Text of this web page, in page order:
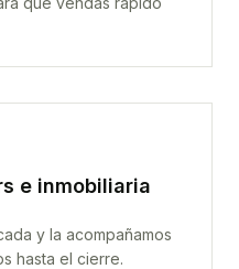
e inmobiliaria
y la acompañamos
hasta el cierre.